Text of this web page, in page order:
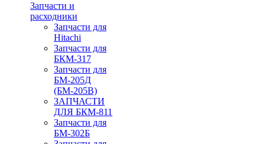
Запчасти и
расходники
Запчасти для
Hitachi
Запчасти для
БКМ-317
Запчасти для
БМ-205Д
(БМ-205В)
ЗАПЧАСТИ
ДЛЯ БКМ-811
Запчасти для
БМ-302Б